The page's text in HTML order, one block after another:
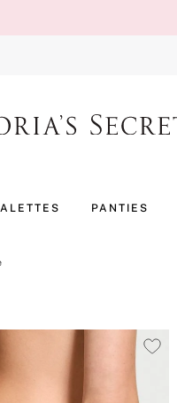
PANTIES
bombshell
7